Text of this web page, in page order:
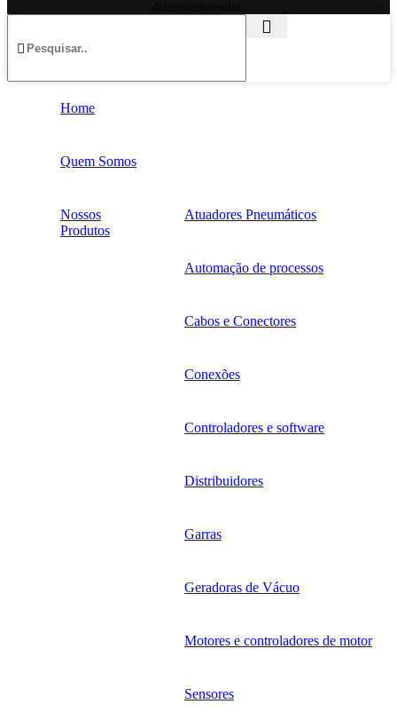
Home
Quem Somos
Nossos
Produtos
Atuadores Pneumáticos
Automação de processos
Cabos e Conectores
Conexões
Controladores e software
Distribuidores
Garras
Geradoras de Vácuo
Motores e controladores de motor
Sensores